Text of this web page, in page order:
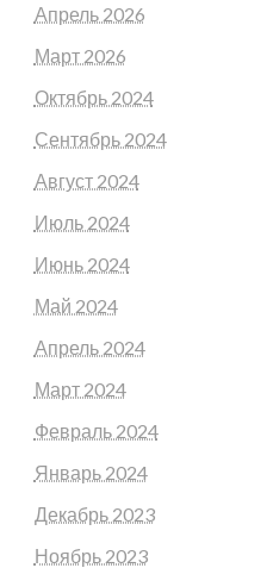
Апрель 2026
Март 2026
Октябрь 2024
Сентябрь 2024
Август 2024
Июль 2024
Июнь 2024
Май 2024
Апрель 2024
Март 2024
Февраль 2024
Январь 2024
Декабрь 2023
Ноябрь 2023